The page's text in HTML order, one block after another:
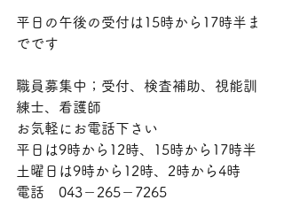
平日の午後の受付は15時から17時半ま
でです
職員募集中；受付、検査補助、視能訓
練士、看護師
お気軽にお電話下さい
平日は9時から12時、15時から17時半
土曜日は9時から12時、2時から4時
電話　043－265－7265